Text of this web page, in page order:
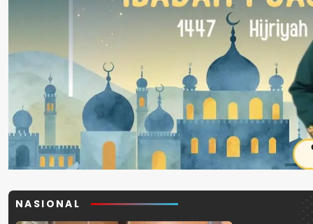
NASIONAL